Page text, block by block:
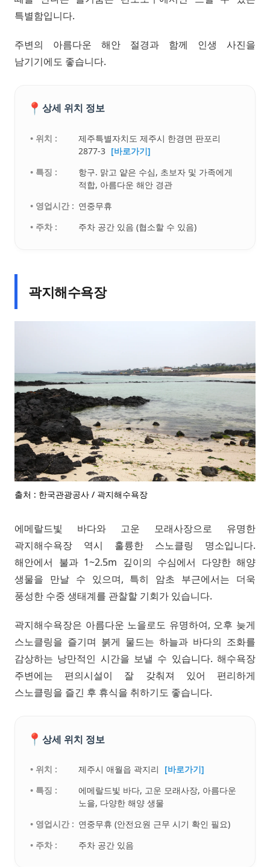
특별함입니다.
주변의 아름다운 해안 절경과 함께 인생 사진을
남기기에도 좋습니다.
📍 상세 위치 정보
• 위치 :
제주특별자치도 제주시 한경면 판포리
2877-3 [바로가기]
• 특징 :
항구. 맑고 얕은 수심, 초보자 및 가족에게
적합, 아름다운 해안 경관
• 영업시간 : 연중무휴
• 주차 :
주차 공간 있음 (협소할 수 있음)
곽지해수욕장
출처 : 한국관광공사 / 곽지해수욕장
에메랄드빛 바다와 고운 모래사장으로 유명한
곽지해수욕장 역시 훌륭한 스노클링 명소입니다.
해안에서 불과 1~2.5m 깊이의 수심에서 다양한 해양
생물을 만날 수 있으며, 특히 암초 부근에서는 더욱
풍성한 수중 생태계를 관찰할 기회가 있습니다.
곽지해수욕장은 아름다운 노을로도 유명하여, 오후 늦게
스노클링을 즐기며 붉게 물드는 하늘과 바다의 조화를
감상하는 낭만적인 시간을 보낼 수 있습니다. 해수욕장
주변에는 편의시설이 잘 갖춰져 있어 편리하게
스노클링을 즐긴 후 휴식을 취하기도 좋습니다.
📍 상세 위치 정보
• 위치 : 제주시 애월읍 곽지리
[바로가기]
• 특징 :
에메랄드빛 바다, 고운 모래사장, 아름다운
노을, 다양한 해양 생물
• 영업시간 : 연중무휴 (안전요원 근무 시기 확인 필요)
• 주차 :
주차 공간 있음